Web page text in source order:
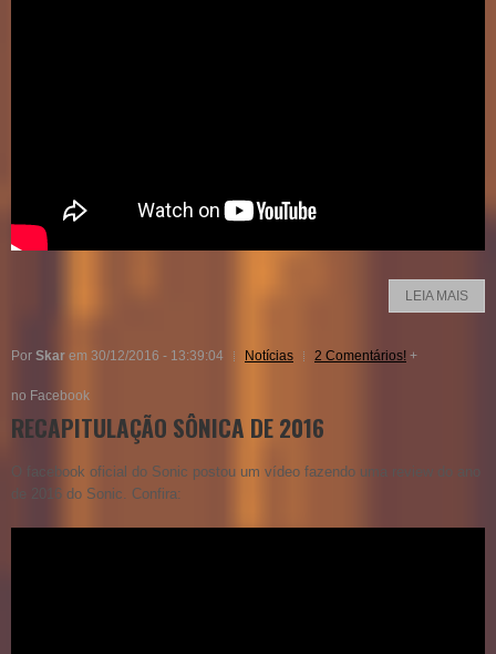
LEIA MAIS
Por Skar em 30/12/2016 - 13:39:04 Notícias 2 Comentários! +
no Facebook
RECAPITULAÇÃO SÔNICA DE 2016
O facebook oficial do Sonic postou um vídeo fazendo uma review do ano
de 2016 do Sonic. Confira: